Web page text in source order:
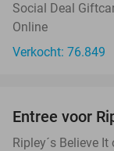
Social Deal
Online
Verkocht: 76.849
Entree voor
Ripley´s Believe It